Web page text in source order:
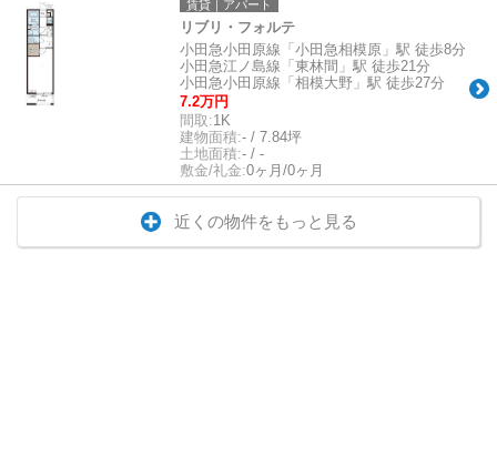
賃貸｜アパート
リブリ・フォルテ
小田急小田原線「小田急相模原」駅 徒歩8分
小田急江ノ島線「東林間」駅 徒歩21分
小田急小田原線「相模大野」駅 徒歩27分
7.2万円
間取:1K
建物面積:- / 7.84坪
土地面積:- / -
敷金/礼金:0ヶ月/0ヶ月
近くの物件をもっと見る